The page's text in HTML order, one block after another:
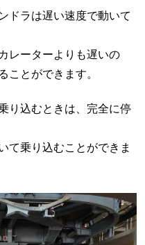
ドラは遅い速度で動いて
レーターよりも遅いの
ことができます。
り込むときは、完全に停
て乗り込むことができま